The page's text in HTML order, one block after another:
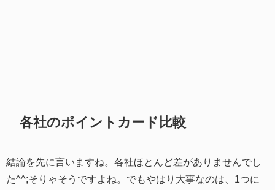
各社のポイントカード比較
結論を先に言いますね。各社ほとんど差がありませんでし
た^^;そりゃそうですよね。でもやはり大事なのは、1つに